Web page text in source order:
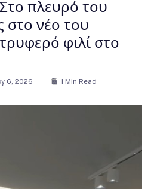
πλευρό του
στο νέο του
φιλί στο
6, 2026 1 Min Read